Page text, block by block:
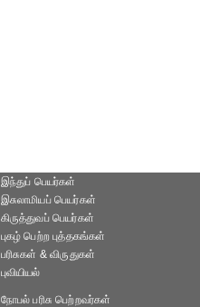
இந்துப் பெயர்கள்
இசுலாமியப் பெயர்கள்
கிருத்துவப் பெயர்கள்
புகழ் பெற்ற புத்தகங்கள்
பரிசுகள் & விருதுகள்
புவியியல்
நோபல் பரிசு‎ பெற்றவர்‎கள்